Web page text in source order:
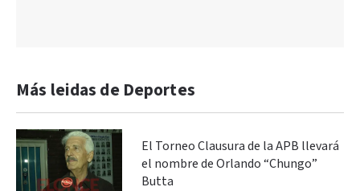
Más leidas de Deportes
El Torneo Clausura de la APB llevará
el nombre de Orlando “Chungo”
Butta